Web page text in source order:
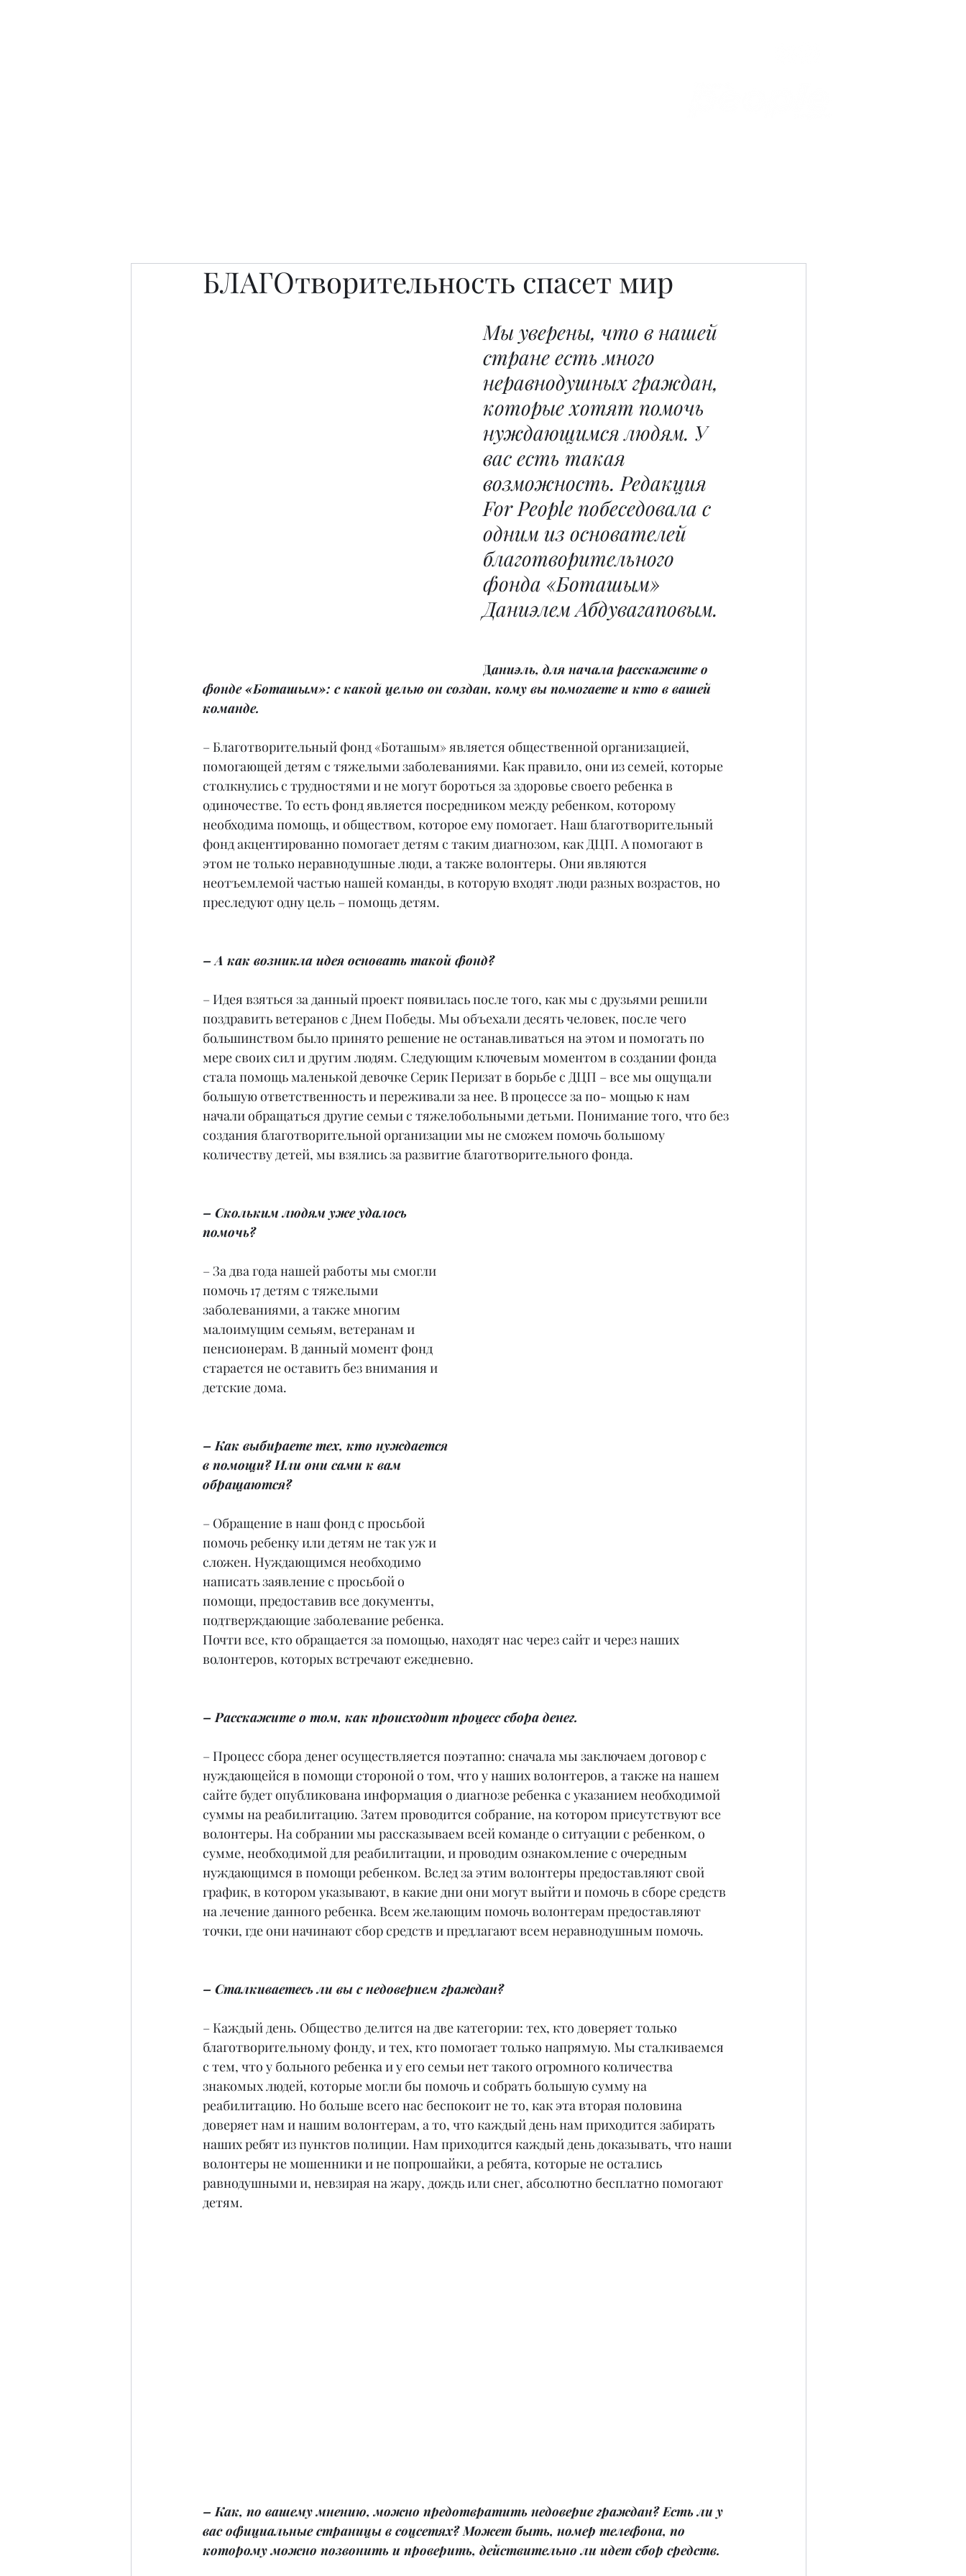
БЛАГОтворительность спасет мир
Мы уверены, что в нашей
стране есть много
неравнодушных граждан,
которые хотят помочь
нуждающимся людям. У
вас есть такая
возможность. Редакция
For People побеседовала с
одним из основателей
благотворительного
фонда «Боташым»
Даниэлем Абдувагаповым.
Даниэль, для начала расскажите о
фонде «Боташым»: с какой целью он создан, кому вы помогаете и кто в вашей
команде.
– Благотворительный фонд «Боташым» является общественной организацией,
помогающей детям с тяжелыми заболеваниями. Как правило, они из семей, которые
столкнулись с трудностями и не могут бороться за здоровье своего ребенка в
одиночестве. То есть фонд является посредником между ребенком, которому
необходима помощь, и обществом, которое ему помогает. Наш благотворительный
фонд акцентированно помогает детям с таким диагнозом, как ДЦП. А помогают в
этом не только неравнодушные люди, а также волонтеры. Они являются
неотъемлемой частью нашей команды, в которую входят люди разных возрастов, но
преследуют одну цель – помощь детям.
– А как возникла идея основать такой фонд?
– Идея взяться за данный проект появилась после того, как мы с друзьями решили
поздравить ветеранов с Днем Победы. Мы объехали десять человек, после чего
большинством было принято решение не останавливаться на этом и помогать по
мере своих сил и другим людям. Следующим ключевым моментом в создании фонда
стала помощь маленькой девочке Серик Перизат в борьбе с ДЦП – все мы ощущали
большую ответственность и переживали за нее. В процессе за по- мощью к нам
начали обращаться другие семьи с тяжелобольными детьми. Понимание того, что без
создания благотворительной организации мы не сможем помочь большому
количеству детей, мы взялись за развитие благотворительного фонда.
– Скольким людям уже удалось
помочь?
– За два года нашей работы мы смогли
помочь 17 детям с тяжелыми
заболеваниями, а также многим
малоимущим семьям, ветеранам и
пенсионерам. В данный момент фонд
старается не оставить без внимания и
детские дома.
– Как выбираете тех, кто нуждается
в помощи? Или они сами к вам
обращаются?
– Обращение в наш фонд с просьбой
помочь ребенку или детям не так уж и
сложен. Нуждающимся необходимо
написать заявление с просьбой о
помощи, предоставив все документы,
подтверждающие заболевание ребенка.
Почти все, кто обращается за помощью, находят нас через сайт и через наших
волонтеров, которых встречают ежедневно.
– Расскажите о том, как происходит процесс сбора денег.
– Процесс сбора денег осуществляется поэтапно: сначала мы заключаем договор с
нуждающейся в помощи стороной о том, что у наших волонтеров, а также на нашем
сайте будет опубликована информация о диагнозе ребенка с указанием необходимой
суммы на реабилитацию. Затем проводится собрание, на котором присутствуют все
волонтеры. На собрании мы рассказываем всей команде о ситуации с ребенком, о
сумме, необходимой для реабилитации, и проводим ознакомление с очередным
нуждающимся в помощи ребенком. Вслед за этим волонтеры предоставляют свой
график, в котором указывают, в какие дни они могут выйти и помочь в сборе средств
на лечение данного ребенка. Всем желающим помочь волонтерам предоставляют
точки, где они начинают сбор средств и предлагают всем неравнодушным помочь.
– Сталкиваетесь ли вы с недоверием граждан?
– Каждый день. Общество делится на две категории: тех, кто доверяет только
благотворительному фонду, и тех, кто помогает только напрямую. Мы сталкиваемся
с тем, что у больного ребенка и у его семьи нет такого огромного количества
знакомых людей, которые могли бы помочь и собрать большую сумму на
реабилитацию. Но больше всего нас беспокоит не то, как эта вторая половина
доверяет нам и нашим волонтерам, а то, что каждый день нам приходится забирать
наших ребят из пунктов полиции. Нам приходится каждый день доказывать, что наши
волонтеры не мошенники и не попрошайки, а ребята, которые не остались
равнодушными и, невзирая на жару, дождь или снег, абсолютно бесплатно помогают
детям.
– Как, по вашему мнению, можно предотвратить недоверие граждан? Есть ли у
вас официальные страницы в соцсетях? Может быть, номер телефона, по
которому можно позвонить и проверить, действительно ли идет сбор средств.